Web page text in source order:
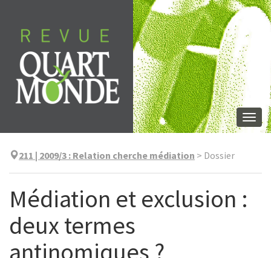
contenu
211 | 2009/3 : Relation cherche médiation > Dossier
Médiation et exclusion :
deux termes
antinomiques ?